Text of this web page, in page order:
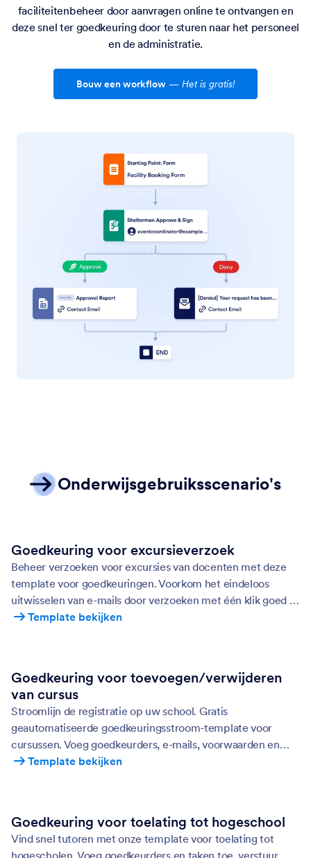
faciliteitenbeheer door aanvragen online te ontvangen en
deze snel ter goedkeuring door te sturen naar het personeel
en de administratie.
Bouw een workflow — Het is gratis!
Onderwijsgebruiksscenario's
Goedkeuring voor excursieverzoek
Beheer verzoeken voor excursies van docenten met deze
template voor goedkeuringen. Voorkom het eindeloos
uitwisselen van e-mails door verzoeken met één klik goed te
keuren of af te wijzen.
Template bekijken
Goedkeuring voor toevoegen/verwijderen
van cursus
Stroomlijn de registratie op uw school. Gratis
geautomatiseerde goedkeuringsstroom-template voor
cursussen. Voeg goedkeurders, e-mails, voorwaarden en
meer toe. Geen codering vereist.
Template bekijken
Goedkeuring voor toelating tot hogeschool
Vind snel tutoren met onze template voor toelating tot